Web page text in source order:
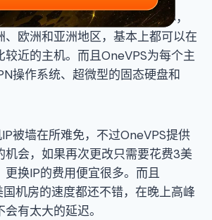
全球提供了10个数据中心，
、欧洲和亚洲地区，基本上都可以在
较近的主机。而且OneVPS为每个主
操作系统、超微型的固态硬盘和
在所难免，不过OneVPS提供
机会，如果再次更改只需要花费3美
更换IP的费用便宜很多。而且
机房的速度都还不错，在晚上高峰
有太大的延迟。